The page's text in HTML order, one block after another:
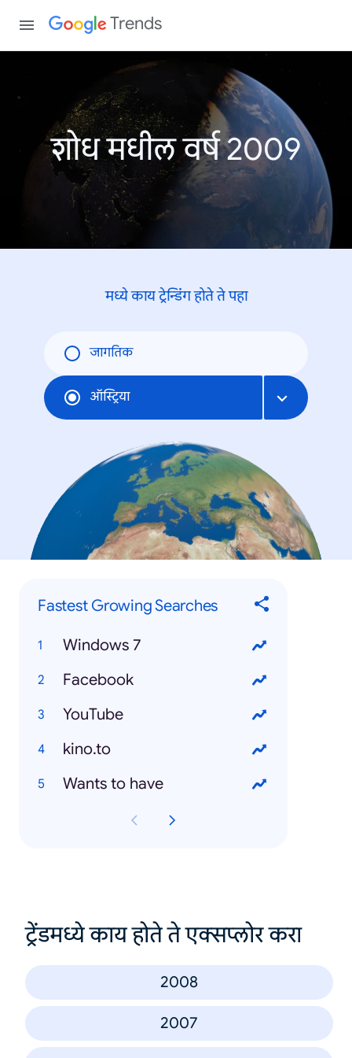
Trends
शोध मधील वर्ष 2009
मध्ये काय ट्रेन्डिंंग होते ते पहा
जागतिक
ऑस्ट्रिया
Fastest Growing Searches
Windows 7
Facebook
YouTube
kino.to
Wants to have
ट्रेंडमध्ये काय होते ते एक्सप्लोर करा
2008
2007